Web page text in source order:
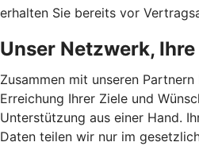
erhalten Sie bereits vor
Unser Netzwerk,
Zusammen mit unseren
Erreichung Ihrer Ziele und
Unterstützung aus einer Hand.
Daten teilen wir nur im